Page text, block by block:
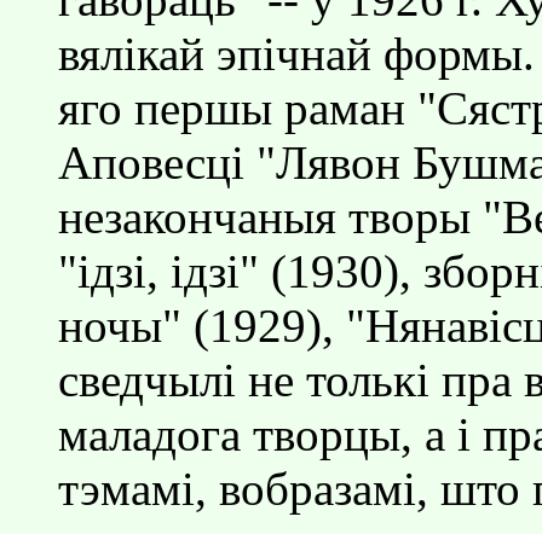
вялiкай эпiчнай
яго першы раман
Аповесцi "Лявон
незакончаныя творы
"iдзi, iдзi" (1930),
ночы" (1929),
сведчылi не толькi
маладога творцы, а i
тэмамi, вобразамi, што